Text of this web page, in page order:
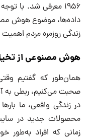
۱۹۵۶ معرفی شد. با
داده‌ها، موضوع هوش
زندگی روزمره مردم
هوش مصنوعی از
همان‌طور که گفتیم
صحبت می‌کنیم، ربطی به
محصولات جدید در
زمانی که افراد به‌طور